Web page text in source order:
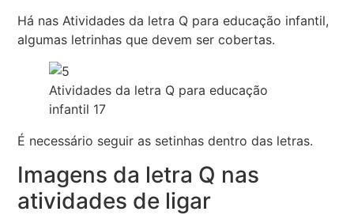
Há nas Atividades da letra Q para educação infantil,
algumas letrinhas que devem ser cobertas.
Atividades da letra Q para educação
infantil 17
É necessário seguir as setinhas dentro das letras.
Imagens da letra Q nas
atividades de ligar